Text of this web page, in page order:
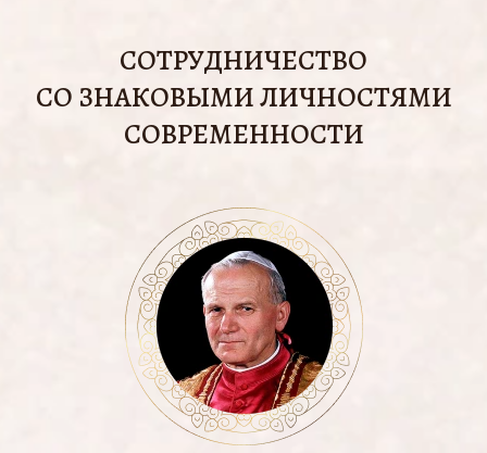
СОТРУДНИЧЕСТВО
СО ЗНАКОВЫМИ ЛИЧНОСТЯМИ
СОВРЕМЕННОСТИ